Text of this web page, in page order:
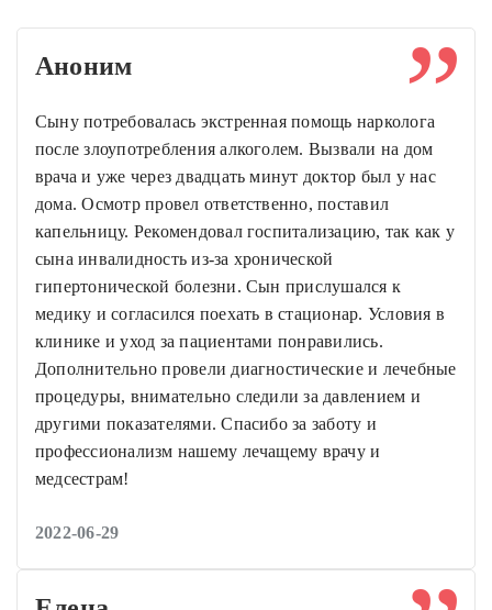
Аноним
Сыну потребовалась экстренная помощь нарколога
после злоупотребления алкоголем. Вызвали на дом
врача и уже через двадцать минут доктор был у нас
дома. Осмотр провел ответственно, поставил
капельницу. Рекомендовал госпитализацию, так как у
сына инвалидность из-за хронической
гипертонической болезни. Сын прислушался к
медику и согласился поехать в стационар. Условия в
клинике и уход за пациентами понравились.
Дополнительно провели диагностические и лечебные
процедуры, внимательно следили за давлением и
другими показателями. Спасибо за заботу и
профессионализм нашему лечащему врачу и
медсестрам!
2022-06-29